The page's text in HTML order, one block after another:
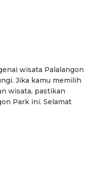
wisata Palalangon
Jika kamu memilih
wisata, pastikan
Park ini. Selamat